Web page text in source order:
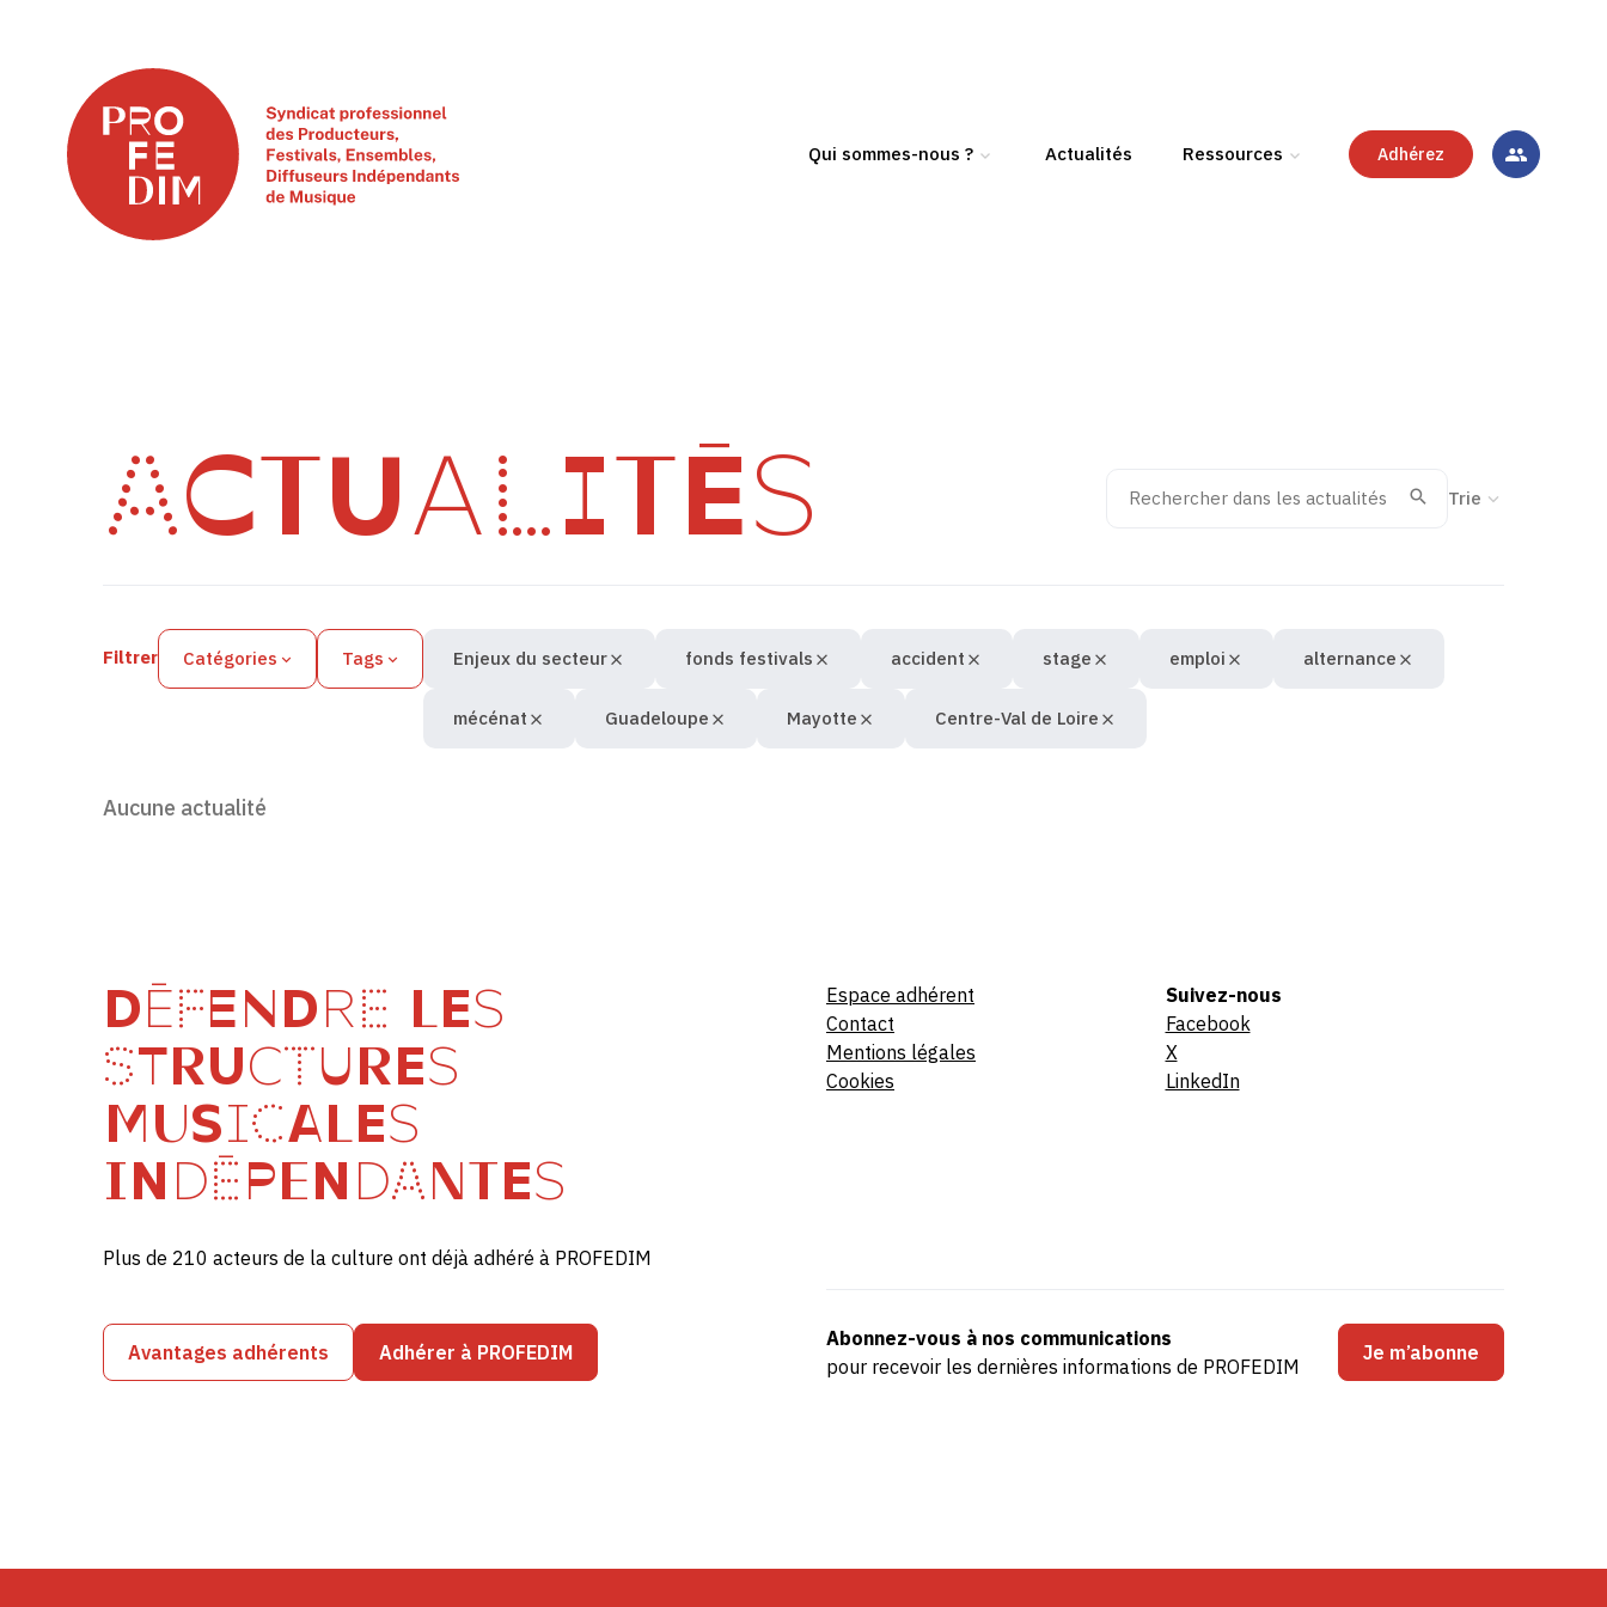
Qui sommes-nous ? Actualités Ressources Adhérez
ACTUALITÉS
Filtres des actualités
Recherche
ValiderTrier la recherche
Filtrer Catégories Tags Enjeux du secteur fonds festivals accident stage emploi alternance
mécénat Guadeloupe Mayotte Centre-Val de Loire
Aucune actualité
DÉFENDRE LES
STRUCTURES
MUSICALES
INDÉPENDANTES
Plus de 210 acteurs de la culture ont déjà adhéré à PROFEDIM
Avantages adhérents Adhérer à PROFEDIM
Espace adhérent
Contact
Mentions légales
Cookies
Suivez-nous
Facebook
X
LinkedIn
Abonnez-vous à nos communications
pour recevoir les dernières informations de PROFEDIM
Je m’abonne